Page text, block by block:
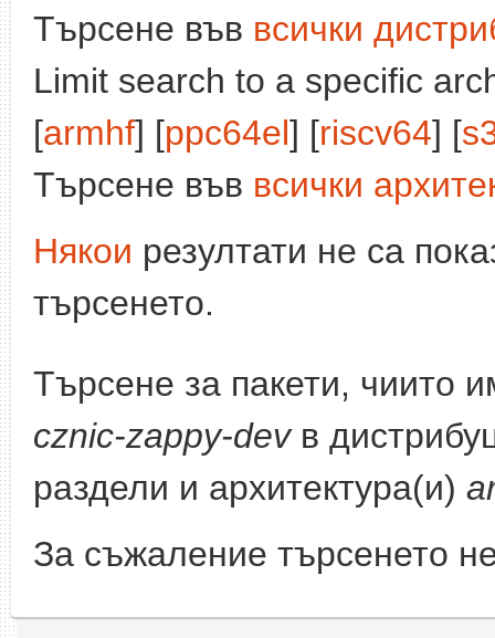
Търсене във всички
Limit search to a specific
[armhf] [ppc64el] [riscv64] [
Търсене във всички
Някои резултати не са
търсенето.
Търсене за пакети, чиито
cznic-zappy-devв
раздели и архитектура(и)
За съжаление търсенето